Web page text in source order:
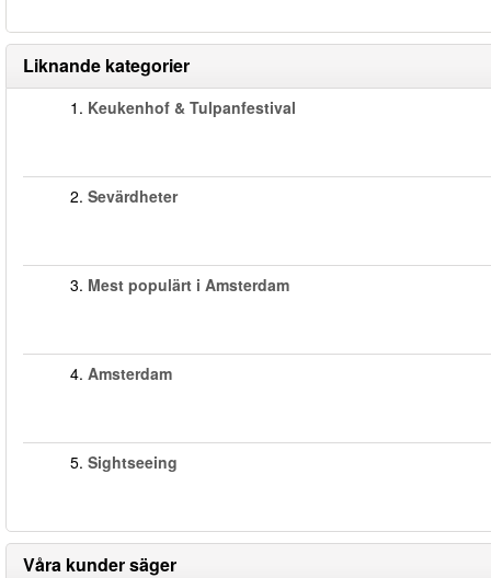
Liknande kategorier
1. Keukenhof & Tulpanfestival
2. Sevärdheter
3. Mest populärt i Amsterdam
4. Amsterdam
5. Sightseeing
Våra kunder säger